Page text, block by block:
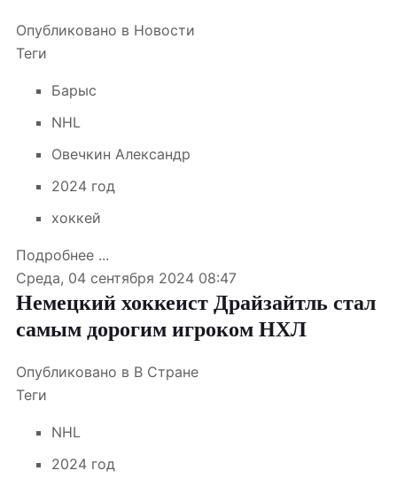
Опубликовано в Новости
Теги
Барыс
NHL
Овечкин Александр
2024 год
хоккей
Подробнее ...
Среда, 04 сентября 2024 08:47
Немецкий хоккеист Драйзайтль стал
самым дорогим игроком НХЛ
Опубликовано в В Стране
Теги
NHL
2024 год